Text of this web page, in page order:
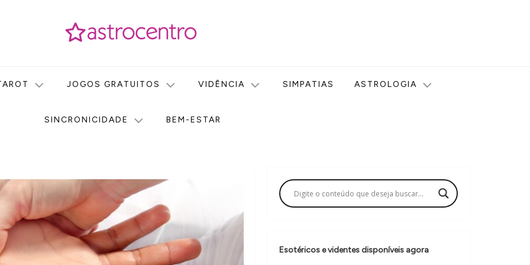
JOGOS GRATUITOS VIDÊNCIA SIMPATIAS ASTROLOGIA
SINCRONICIDADE BEM-ESTAR
Esotéricos e videntes disponíveis agora